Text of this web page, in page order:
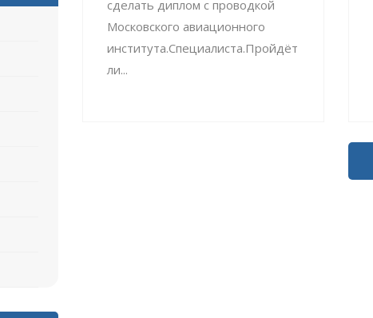
сделать диплом с проводкой
Московского авиационного
института.Специалиста.Пройдёт
ли...